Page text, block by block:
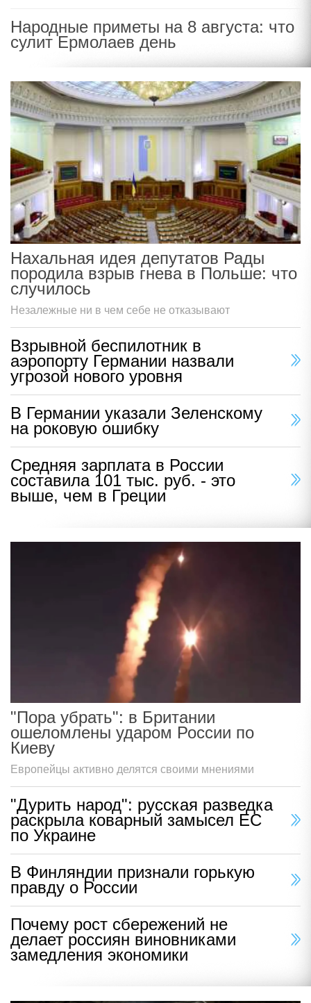
Народные приметы на 8 августа: что
сулит Ермолаев день
Нахальная идея депутатов Рады
породила взрыв гнева в Польше: что
случилось
Незалежные ни в чем себе не отказывают
Взрывной беспилотник в
аэропорту Германии назвали
угрозой нового уровня
В Германии указали Зеленскому
на роковую ошибку
Средняя зарплата в России
составила 101 тыс. руб. - это
выше, чем в Греции
"Пора убрать": в Британии
ошеломлены ударом России по
Киеву
Европейцы активно делятся своими мнениями
"Дурить народ": русская разведка
раскрыла коварный замысел ЕС
по Украине
В Финляндии признали горькую
правду о России
Почему рост сбережений не
делает россиян виновниками
замедления экономики